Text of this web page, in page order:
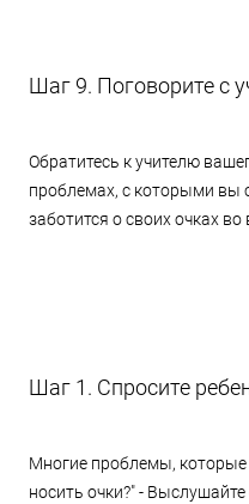
Шаг 9. Поговорите с
Обратитесь к учителю
проблемах, с которыми вы
заботится о своих очках
Шаг 1. Спросите
Многие проблемы, которые
носить очки?" -